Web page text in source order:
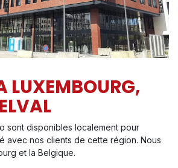
LUXEMBOURG,
sont disponibles localement pour
avec nos clients de cette région. Nous
et la Belgique.